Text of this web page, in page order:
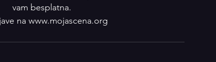
vam besplatna.
na www.mojascena.org